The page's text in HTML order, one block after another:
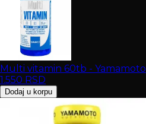
Multi vitamin 60tb - Yamamoto
1.550 RSD
Dodaj u korpu